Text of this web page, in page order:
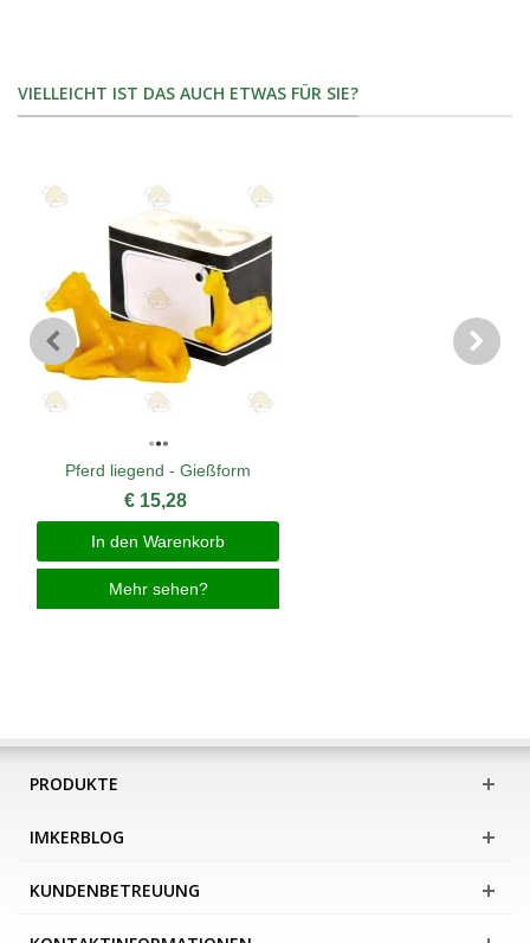
VIELLEICHT IST DAS AUCH ETWAS FÜR SIE?
Pferd liegend - Gießform
€ 15,28
In den Warenkorb
Mehr sehen?
PRODUKTE
IMKERBLOG
KUNDENBETREUUNG